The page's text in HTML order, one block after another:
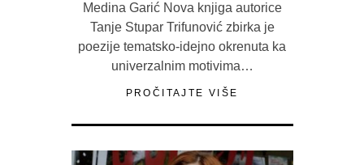
Medina Garić Nova knjiga autorice
Tanje Stupar Trifunović zbirka je
poezije tematsko-idejno okrenuta ka
univerzalnim motivima…
PROČITAJTE VIŠE